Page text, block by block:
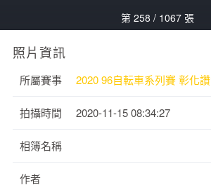
第 258 / 1067 張
照片資訊
所屬賽事 2020 96自転車系列賽 彰化讚
拍攝時間 2020-11-15 08:34:27
相簿名稱
作者